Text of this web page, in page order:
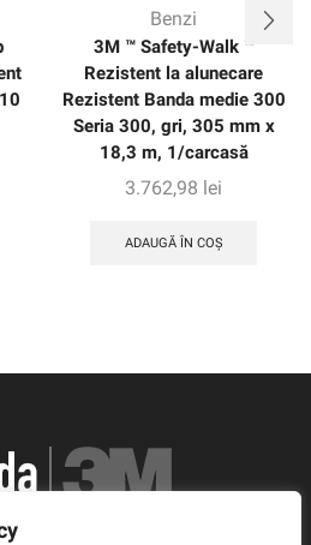
Benzi
3M ™ Safety-Walk ™
Rezistent la alunecare
Rezistent Banda medie 300
Seria 300, gri, 305 mm x
18,3 m, 1/carcasă
3.762,98 lei
ADAUGĂ ÎN COȘ
Calea Timisorii, Nr. 11